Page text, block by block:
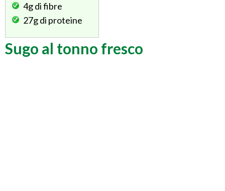
4gdi fibre
27gdi proteine
Sugo al tonno fresco